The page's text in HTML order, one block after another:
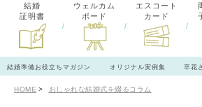
結婚
証明書
/
ウェルカム
ボード
/
エスコート
カード
/
結婚準備お役立ちマガジン オリジナル実例集 卒花
HOME おしゃれな結婚式を綴るコラム